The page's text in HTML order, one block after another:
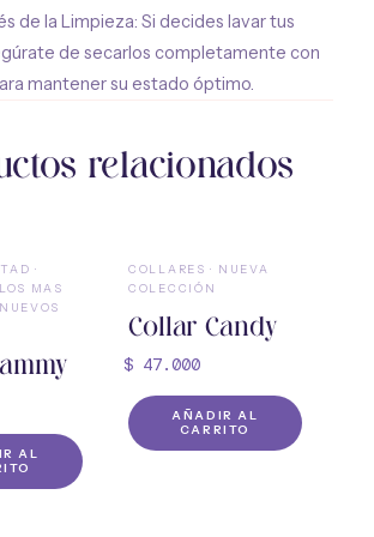
de la Limpieza: Si decides lavar tus
de secarlos completamente con
mantener su estado óptimo.
relacionados
·
LOS MAS
NUEVOS
AL
COLLARES ·
NUEVA
COLECCIÓN
Collar Candy
$ 47.000
AÑADIR AL
CARRITO